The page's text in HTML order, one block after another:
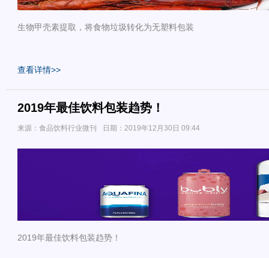
生物甲壳素提取，将食物垃圾转化为无塑料包装
查看详情>>
2019年最佳饮料包装趋势！
来源：食品饮料行业微刊 日期：2019年12月30日 09:44
2019年最佳饮料包装趋势！